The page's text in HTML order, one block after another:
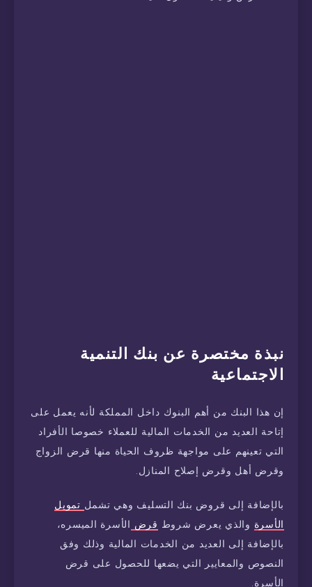
نبذة مختصرة عن بنك التنمية
الاجتماعية
إن هذا البنك من أهم البنوك داخل المملكة لأنه يعمل على
إتاحة العديد من الخدمات المالية للعملاء خصوصا الأفراد
التي تعينهم على مواجهة ظروف الحياة منها قرض الزواج
وقرض أهل وقرض إصلاح المنازل.
بالإضافة إلى قروض بنك التسليف وهي تشمل تمويل
الأسرة والذي يعرض شروط قرض الأسرة الميسره،
بالإضافة إلى العديد من الخدمات المالية وذلك وفق
النصوص والمعايير التي يضعها للحصول على قرض
الأسرة.